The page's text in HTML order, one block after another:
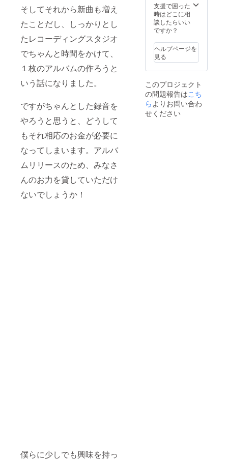
そしてそれから新曲も増え
たことだし、しっかりとし
たレコーディングスタジオ
でちゃんと時間をかけて、
１枚のアルバムの作ろうと
いう話になりました。
ですがちゃんとした録音を
やろうと思うと、どうして
もそれ相応のお金が必要に
なってしまいます。アルバ
ムリリースのため、みなさ
んのお力を貸していただけ
ないでしょうか！
僕らに少しでも興味を持っ
支援で困った
時はどこに相
談したらいい
ですか？
ヘルプページを
見る
このプロジェクト
の問題報告はこち
ら よりお問い合わ
せください